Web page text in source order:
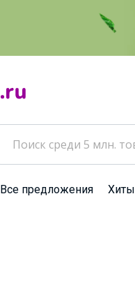
Все предложения Хиты